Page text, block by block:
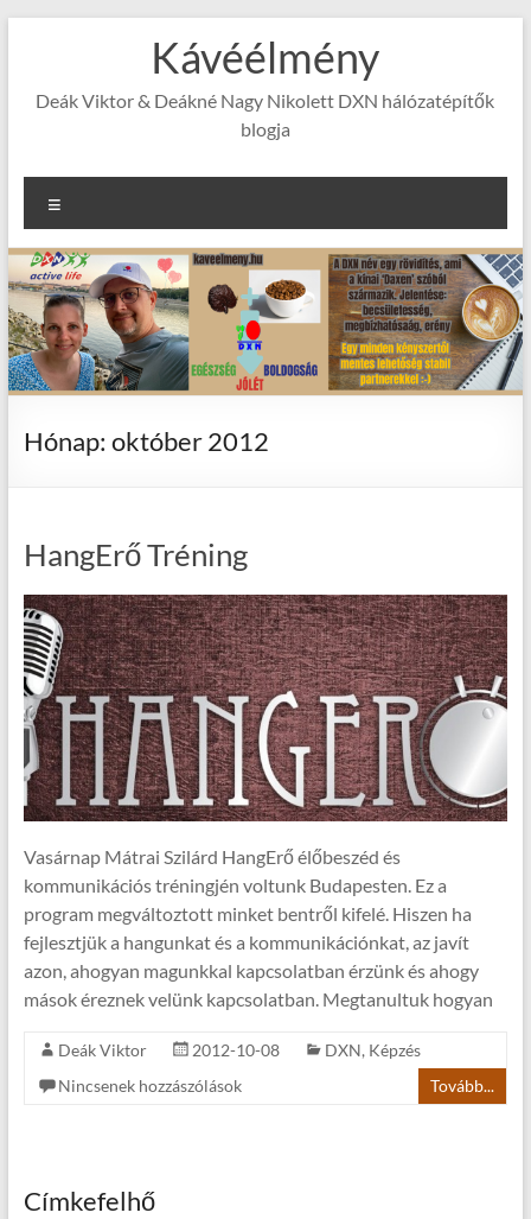
Kávéélmény
Deák Viktor & Deákné Nagy Nikolett DXN hálózatépítők
blogja
Hónap: október 2012
HangErő Tréning
Vasárnap Mátrai Szilárd HangErő élőbeszéd és
kommunikációs tréningjén voltunk Budapesten. Ez a
program megváltoztott minket bentről kifelé. Hiszen ha
fejlesztjük a hangunkat és a kommunikációnkat, az javít
azon, ahogyan magunkkal kapcsolatban érzünk és ahogy
mások éreznek velünk kapcsolatban. Megtanultuk hogyan
Deák Viktor 2012-10-08 DXN, Képzés
Nincsenek hozzászólások
Tovább...
Címkefelhő